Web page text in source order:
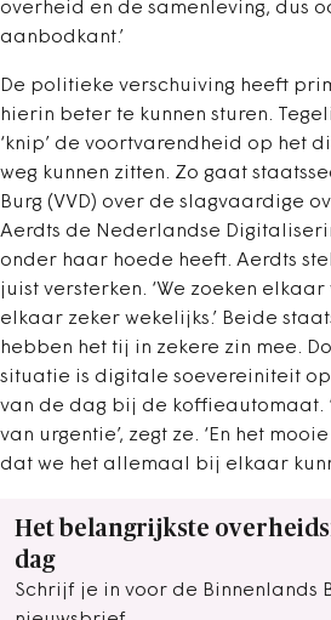
overheid en de samenleving, dus
aanbodkant.’
De politieke verschuiving heeft
hierin beter te kunnen sturen.
‘knip’ de voortvarendheid op het
weg kunnen zitten. Zo gaat
Burg (VVD) over de slagvaardige
Aerdts de Nederlandse
onder haar hoede heeft. Aerdts
juist versterken. ‘We zoeken
elkaar zeker wekelijks.’ Beide
hebben het tij in zekere zin mee.
situatie is digitale soevereiniteit
van de dag bij de koffieautomaat.
van urgentie’, zegt ze. ‘En het
dat we het allemaal bij elkaar
Het belangrijkste
dag
Schrijf je in voor de Binnenlands